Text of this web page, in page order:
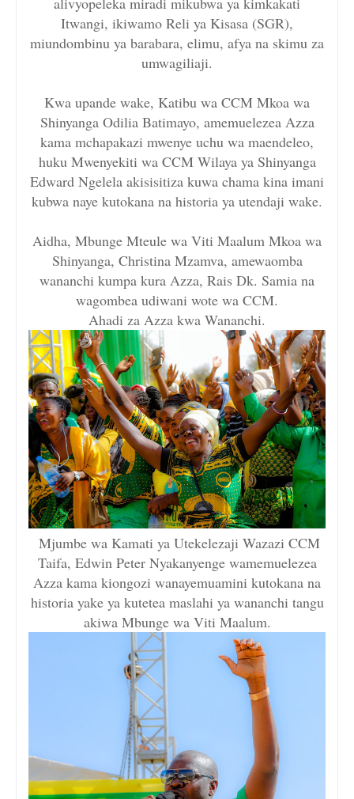
Itwangi, ikiwamo Reli ya Kisasa (SGR),
miundombinu ya barabara, elimu, afya na skimu za
umwagiliaji.
Kwa upande wake, Katibu wa CCM Mkoa wa
Shinyanga Odilia Batimayo, amemuelezea Azza
kama mchapakazi mwenye uchu wa maendeleo,
huku Mwenyekiti wa CCM Wilaya ya Shinyanga
Edward Ngelela akisisitiza kuwa chama kina imani
kubwa naye kutokana na historia ya utendaji wake.
Aidha, Mbunge Mteule wa Viti Maalum Mkoa wa
Shinyanga, Christina Mzamva, amewaomba
wananchi kumpa kura Azza, Rais Dk. Samia na
wagombea udiwani wote wa CCM.
Ahadi za Azza kwa Wananchi.
Mjumbe wa Kamati ya Utekelezaji Wazazi CCM
Taifa, Edwin Peter Nyakanyenge wamemuelezea
Azza kama kiongozi wanayemuamini kutokana na
historia yake ya kutetea maslahi ya wananchi tangu
akiwa Mbunge wa Viti Maalum.